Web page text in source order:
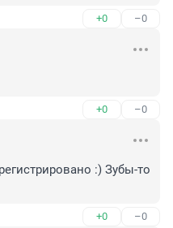
+0 –0
+0 –0
:) Зубы-то
+0 –0